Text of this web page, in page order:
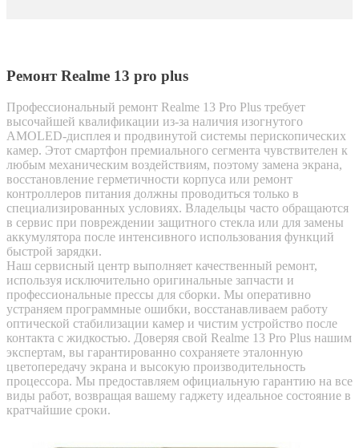
Ремонт Realme 13 pro plus
Профессиональный ремонт Realme 13 Pro Plus требует
высочайшей квалификации из-за наличия изогнутого
AMOLED-дисплея и продвинутой системы перископических
камер. Этот смартфон премиального сегмента чувствителен к
любым механическим воздействиям, поэтому замена экрана,
восстановление герметичности корпуса или ремонт
контроллеров питания должны проводиться только в
специализированных условиях. Владельцы часто обращаются
в сервис при повреждении защитного стекла или для замены
аккумулятора после интенсивного использования функций
быстрой зарядки.
Наш сервисный центр выполняет качественный ремонт,
используя исключительно оригинальные запчасти и
профессиональные прессы для сборки. Мы оперативно
устраняем программные ошибки, восстанавливаем работу
оптической стабилизации камер и чистим устройство после
контакта с жидкостью. Доверяя свой Realme 13 Pro Plus нашим
экспертам, вы гарантированно сохраняете эталонную
цветопередачу экрана и высокую производительность
процессора. Мы предоставляем официальную гарантию на все
виды работ, возвращая вашему гаджету идеальное состояние в
кратчайшие сроки.